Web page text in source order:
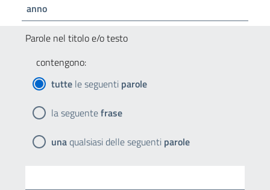
anno
Parole nel titolo e/o testo
contengono:
tutte le seguenti parole
la seguentefrase
unaqualsiasi delle seguenti parole